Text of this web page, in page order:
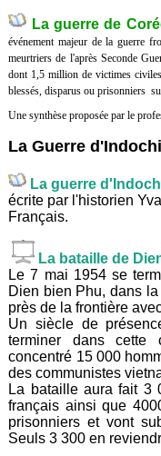
La guerre de
événement majeur de la guerre
meurtriers de l'après Seconde
dont 1,5 million de victimes
blessés, disparus ou prisonniers
Une synthèse proposée par le
La Guerre
La guerre
écrite par l'historien
Français.
La bataille de
Le 7 mai 1954 se
Dien bien Phu, dans
près de la frontière
Un siècle de
terminer dans cette
concentré 15 000
des communistes
La bataille aura fait 3
français ainsi que
prisonniers et vont
Seuls 3 300 en